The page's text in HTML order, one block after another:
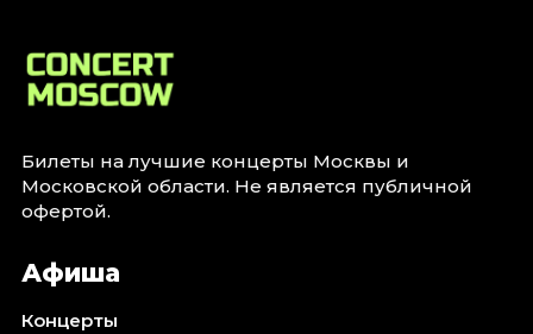
Билеты на лучшие концерты Москвы и
Московской области. Не является публичной
офертой.
Афиша
Концерты